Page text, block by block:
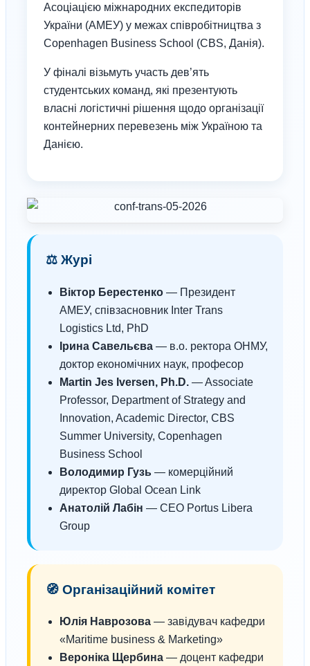
Асоціацією міжнародних експедиторів
України (АМЕУ) у межах співробітництва з
Copenhagen Business School (CBS, Данія).
У фіналі візьмуть участь дев’ять
студентських команд, які презентують
власні логістичні рішення щодо організації
контейнерних перевезень між Україною та
Данією.
⚖️ Журі
Віктор Берестенко — Президент
АМЕУ, співзасновник Inter Trans
Logistics Ltd, PhD
Ірина Савельєва — в.о. ректора ОНМУ,
доктор економічних наук, професор
Martin Jes Iversen, Ph.D. — Associate
Professor, Department of Strategy and
Innovation, Academic Director, CBS
Summer University, Copenhagen
Business School
Володимир Гузь — комерційний
директор Global Ocean Link
Анатолій Лабін — CEO Portus Libera
Group
🧭 Організаційний комітет
Юлія Наврозова — завідувач кафедри
«Maritime business & Marketing»
Вероніка Щербина — доцент кафедри